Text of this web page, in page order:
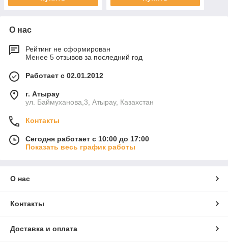
О нас
Рейтинг не сформирован
Менее 5 отзывов за последний год
Работает с 02.01.2012
г. Атырау
ул. Баймуханова,3, Атырау, Казахстан
Контакты
Сегодня работает с 10:00 до 17:00
Показать весь график работы
О нас
Контакты
Доставка и оплата